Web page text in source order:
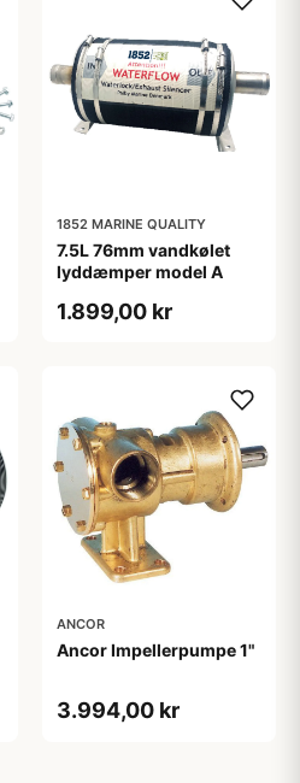
1852 MARINE QUALITY
7.5L 76mm vandkølet
lyddæmper model A
1.899,00 kr
ANCOR
Ancor Impellerpumpe 1"
3.994,00 kr